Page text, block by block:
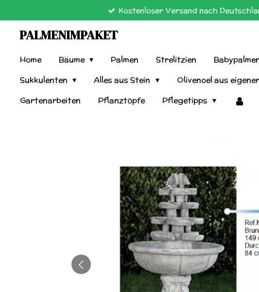
springen
Kostenloser Versand nach
PALMENIMPAKET
Home Bäume Palmen Strelitzien
Sukkulenten
Alles aus Stein Olivenoel aus
Gartenarbeiten
Pflanztöpfe Pflegetipps